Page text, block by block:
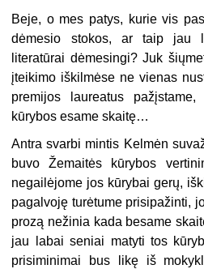
Beje, o mes patys, kurie vis
dėme­sio stokos, ar taip jau
literatūrai dėmesingi? Juk
įteikimo iškilmėse ne vienas
premijos laureatus
kūrybos esame skaitę…
Antra svarbi mintis Kelmėn
bu­vo Žemaitės kūrybos
negailėjome jos kūrybai gerų,
pagalvoję turėtume prisipažinti,
prozą nežinia kada besame
jau labai seniai matyti tos
prisiminimai bus likę iš